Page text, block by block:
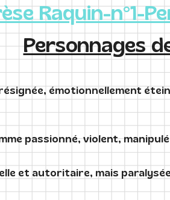
Raquin-n°1-
Personnages
émotionnellement
passionné, violent,
et autoritaire, mais